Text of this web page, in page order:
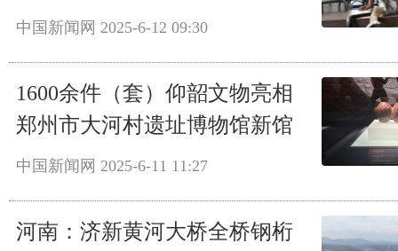
中国新闻网 2025-6-12 09:30
1600余件（套）仰韶文物亮相
郑州市大河村遗址博物馆新馆
中国新闻网 2025-6-11 11:27
河南：济新黄河大桥全桥钢桁